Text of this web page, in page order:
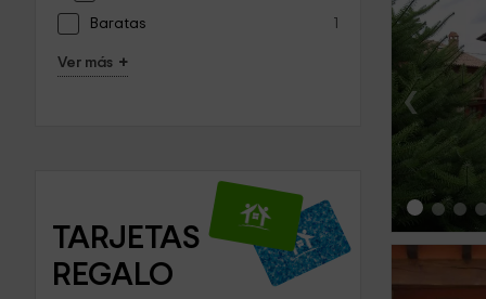
Baratas 1
Ver más +
TARJETAS
REGALO
‹